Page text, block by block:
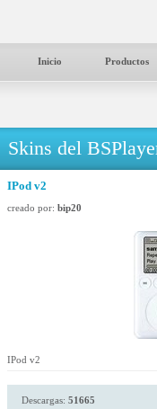
Inicio Productos
Skins del
IPod v2
creado por: bip20
IPod v2
Descargas: 51665